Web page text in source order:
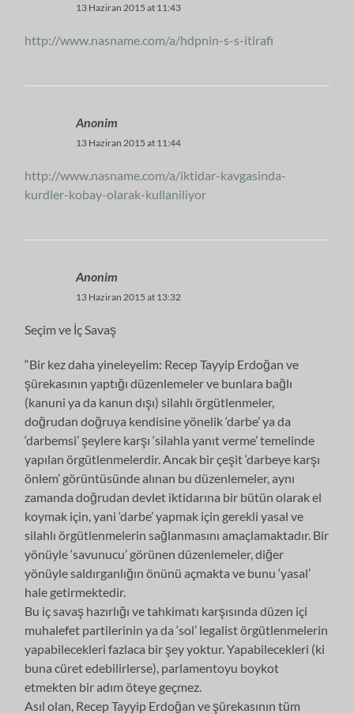
13 Haziran 2015 at 11:43
http://www.nasname.com/a/hdpnin-s-s-itirafi
Anonim
13 Haziran 2015 at 11:44
http://www.nasname.com/a/iktidar-kavgasinda-
kurdler-kobay-olarak-kullaniliyor
Anonim
13 Haziran 2015 at 13:32
Seçim ve İç Savaş
“Bir kez daha yineleyelim: Recep Tayyip Erdoğan ve
şürekasının yaptığı düzenlemeler ve bunlara bağlı
(kanuni ya da kanun dışı) silahlı örgütlenmeler,
doğrudan doğruya kendisine yönelik ‘darbe’ ya da
‘darbemsi’ şeylere karşı ‘silahla yanıt verme’ temelinde
yapılan örgütlenmelerdir. Ancak bir çeşit ‘darbeye karşı
önlem’ görüntüsünde alınan bu düzenlemeler, aynı
zamanda doğrudan devlet iktidarına bir bütün olarak el
koymak için, yani ‘darbe’ yapmak için gerekli yasal ve
silahlı örgütlenmelerin sağlanmasını amaçlamaktadır. Bir
yönüyle ‘savunucu’ görünen düzenlemeler, diğer
yönüyle saldırganlığın önünü açmakta ve bunu ‘yasal’
hale getirmektedir.
Bu iç savaş hazırlığı ve tahkimatı karşısında düzen içi
muhalefet partilerinin ya da ‘sol’ legalist örgütlenmelerin
yapabilecekleri fazlaca bir şey yoktur. Yapabilecekleri (ki
buna cüret edebilirlerse), parlamentoyu boykot
etmekten bir adım öteye geçmez.
Asıl olan, Recep Tayyip Erdoğan ve şürekasının tüm